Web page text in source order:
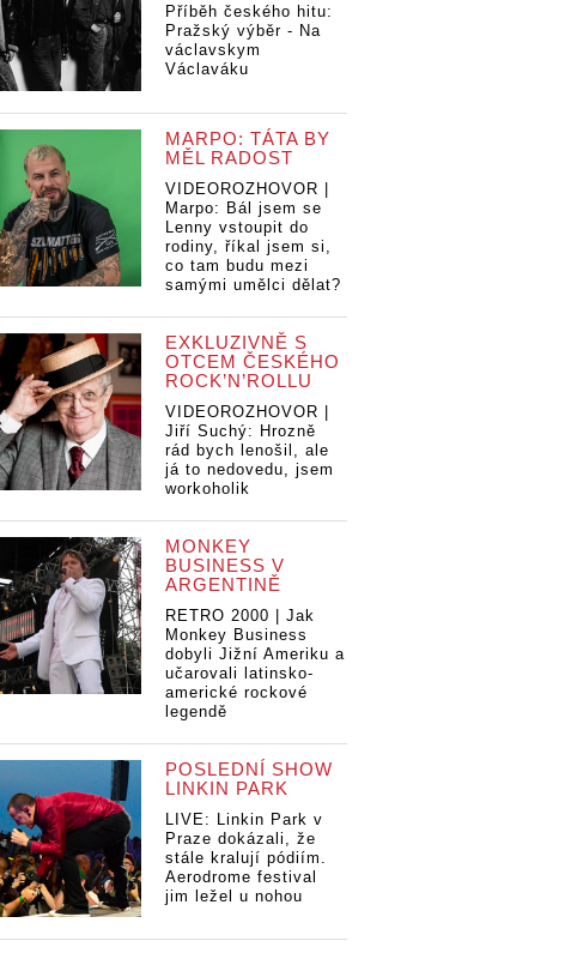
se v
A
Full Of
odhalili,
i
RECENZE:
Coldplay se v
dokumentu A
Head Full Of
Dreams odhalili,
pobavili i
zazpívali
Příběh českého hitu:
Pražský výběr - Na
václavskym
Václaváku
MARPO: TÁTA BY
MĚL RADOST
VIDEOROZHOVOR |
Marpo: Bál jsem se
Lenny vstoupit do
rodiny, říkal jsem si,
co tam budu mezi
samými umělci dělat?
EXKLUZIVNĚ S
OTCEM ČESKÉHO
ROCK’N’ROLLU
VIDEOROZHOVOR |
Jiří Suchý: Hrozně
rád bych lenošil, ale
já to nedovedu, jsem
workoholik
MONKEY
BUSINESS V
ARGENTINĚ
RETRO 2000 | Jak
Monkey Business
dobyli Jižní Ameriku a
učarovali latinsko-
americké rockové
legendě
POSLEDNÍ SHOW
LINKIN PARK
LIVE: Linkin Park v
Praze dokázali, že
stále kralují pódiím.
Aerodrome festival
jim ležel u nohou